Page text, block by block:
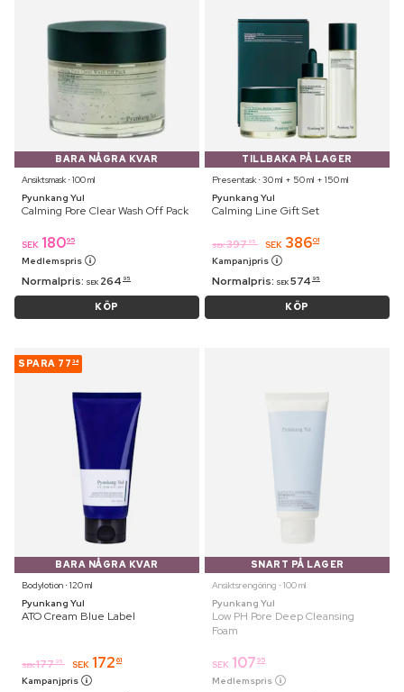
BARA NÅGRA KVAR
Ansiktsmask ⋅ 100 ml
Pyunkang Yul
Calming Pore Clear Wash Off Pack
SEK 18095
Medlemspris
Normalpris: SEK 264 95
KÖP
TILLBAKA PÅ LAGER
Presentask ⋅ 30 ml + 50 ml + 150 ml
Pyunkang Yul
Calming Line Gift Set
SEK 397 95 SEK 38601
Kampanjpris
Normalpris: SEK 574 95
KÖP
SPARA 77 34
BARA NÅGRA KVAR
Bodylotion ⋅ 120 ml
Pyunkang Yul
ATO Cream Blue Label
SEK 177 95 SEK 172 61
Kampanjpris
SNART PÅ LAGER
Ansiktsrengöring ⋅ 100 ml
Pyunkang Yul
Low PH Pore Deep Cleansing
Foam
SEK 107 95
Medlemspris